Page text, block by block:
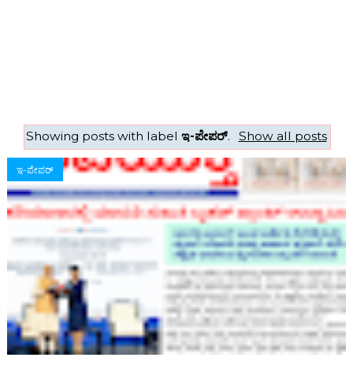
Showing posts with labelಇ-ಪೇಪರ್‌. Show all posts
ಇ-ಪೇಪರ್‌